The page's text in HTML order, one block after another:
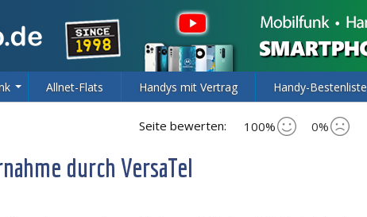
Allnet-Flats Handys mit Vertrag Handy-Bestenliste
Seite bewerten: 100% 0%
durch VersaTel